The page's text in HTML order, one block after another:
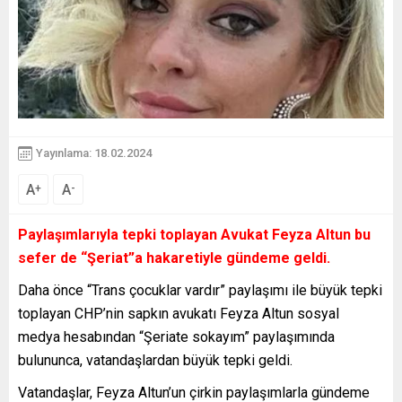
Yayınlama: 18.02.2024
A+ A-
Paylaşımlarıyla tepki toplayan Avukat Feyza Altun bu
sefer de “Şeriat”a hakaretiyle gündeme geldi.
Daha önce “Trans çocuklar vardır” paylaşımı ile büyük tepki
toplayan CHP’nin sapkın avukatı Feyza Altun sosyal
medya hesabından “Şeriate sokayım” paylaşımında
bulununca, vatandaşlardan büyük tepki geldi.
Vatandaşlar, Feyza Altun’un çirkin paylaşımlarla gündeme